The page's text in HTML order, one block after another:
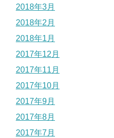
2018年3月
2018年2月
2018年1月
2017年12月
2017年11月
2017年10月
2017年9月
2017年8月
2017年7月